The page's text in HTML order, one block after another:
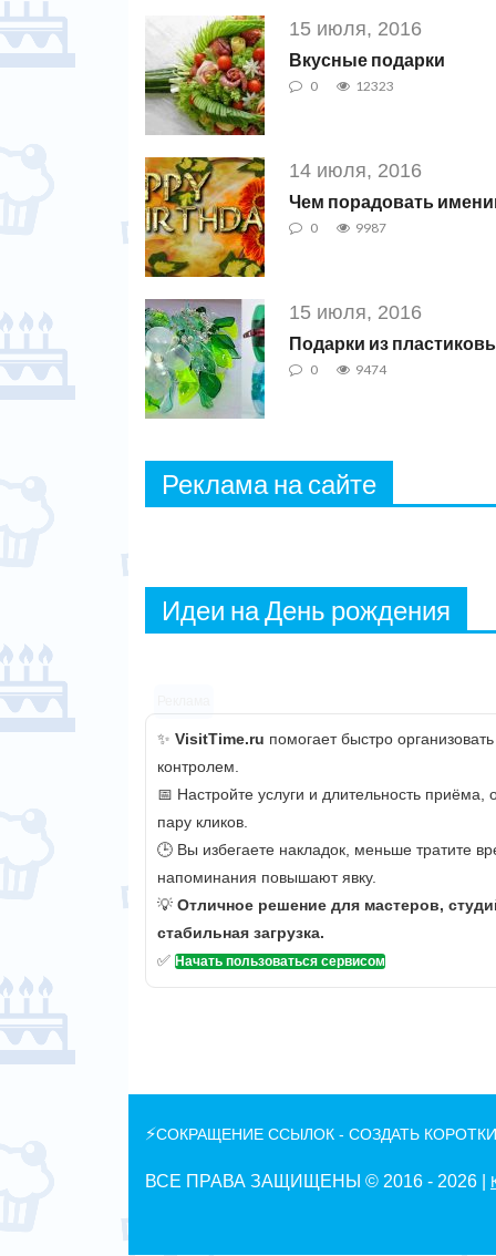
15 июля, 2016
Вкусные подарки
0 12323
14 июля, 2016
Чем порадовать
0 9987
15 июля, 2016
Подарки из
0 9474
Реклама на сайте
Идеи на День рождения
✨ VisitTime.ru помогает быстро
контролем.
📅 Настройте услуги и длительность
пару кликов.
🕒 Вы избегаете накладок, меньше тратите
напоминания повышают явку.
💡 Отличное решение для мастеров,
стабильная загрузка.
✅ Начать пользоваться сервисом
⚡СОКРАЩЕНИЕ ССЫЛОК - СОЗДАТЬ
ВСЕ ПРАВА ЗАЩИЩЕНЫ © 2016 - 2026 |